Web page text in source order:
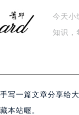
今天小
知识，
写一篇文章分享给
本站喔。